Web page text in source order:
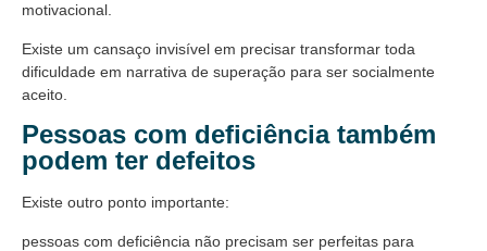
motivacional.
Existe um cansaço invisível em precisar transformar toda
dificuldade em narrativa de superação para ser socialmente
aceito.
Pessoas com deficiência também
podem ter defeitos
Existe outro ponto importante:
pessoas com deficiência não precisam ser perfeitas para